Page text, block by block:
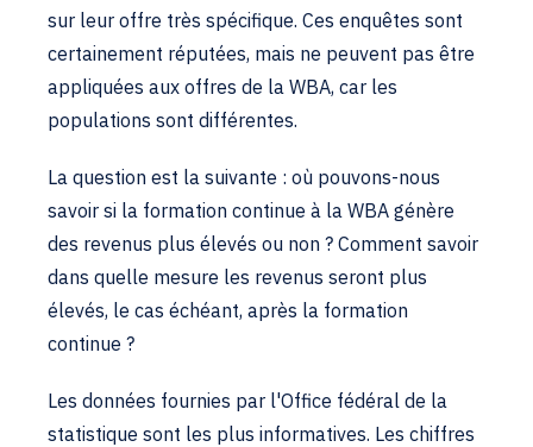
sur leur offre très spécifique. Ces enquêtes sont
certainement réputées, mais ne peuvent pas être
appliquées aux offres de la WBA, car les
populations sont différentes.
La question est la suivante : où pouvons-nous
savoir si la formation continue à la WBA génère
des revenus plus élevés ou non ? Comment savoir
dans quelle mesure les revenus seront plus
élevés, le cas échéant, après la formation
continue ?
Les données fournies par l'Office fédéral de la
statistique sont les plus informatives. Les chiffres